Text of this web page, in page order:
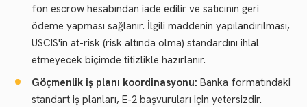
fon escrow hesabından iade edilir ve satıcının geri
ödeme yapması sağlanır. İlgili maddenin yapılandırılması,
USCIS'in at-risk (risk altında olma) standardını ihlal
etmeyecek biçimde titizlikle hazırlanır.
Göçmenlik iş planı koordinasyonu: Banka formatındaki
standart iş planları, E-2 başvuruları için yetersizdir.